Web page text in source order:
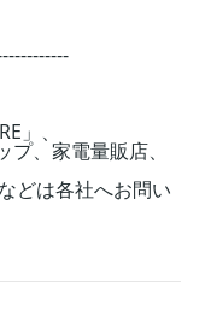
」、
、家電量販店、
どは各社へお問い